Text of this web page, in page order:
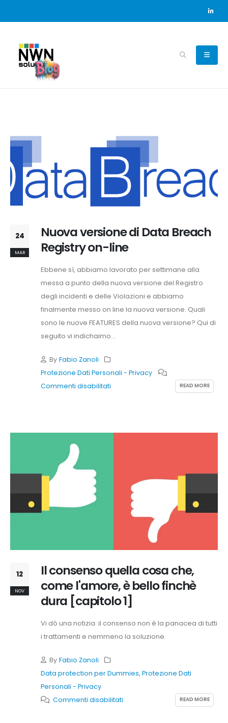
24
MAR
Nuova versione di Data Breach
Registry on-line
Ebbene sì, abbiamo lavorato per settimane alla
messa a punto della nuova versione del Registro
degli incidenti e delle Violazioni e abbiamo
finalmente messo on line la nuova versione. Quali
sono le nuove FEATURES della nuova versione? Qui di
seguito vi indichaimo...
By Fabio Zanoli
Protezione Dati Personali - Privacy
Commenti disabilitati
READ MORE
12
NOV
Il consenso quella cosa che,
come l'amore, è bello finchè
dura [capitolo 1]
Vi dò una notizia: il consenso non è la panacea di tutti
i trattamenti e nemmeno la soluzione.
By Fabio Zanoli
Data protection per Dummies, Protezione Dati
Personali - Privacy
Commenti disabilitati
READ MORE